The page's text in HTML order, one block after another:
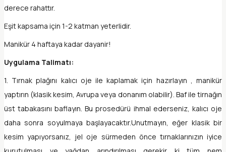
derece rahattır.
Eşit kapsama için 1-2 katman yeterlidir.
Manikür 4 haftaya kadar dayanir!
Uygulama Talimatı:
1. Tırnak plağını kalıcı oje ile kaplamak için hazırlayın , manikür
yaptırın (klasik kesim, Avrupa veya donanım olabilir). Baf ile tirnağın
üst tabakasını baflayın. Bu prosedürü ihmal ederseniz, kalıcı oje
daha sonra soyulmaya başlayacaktır.Unutmayın, eğer klasik bir
kesim yapıyorsanız, jel oje sürmeden önce tırnaklarınızın iyice